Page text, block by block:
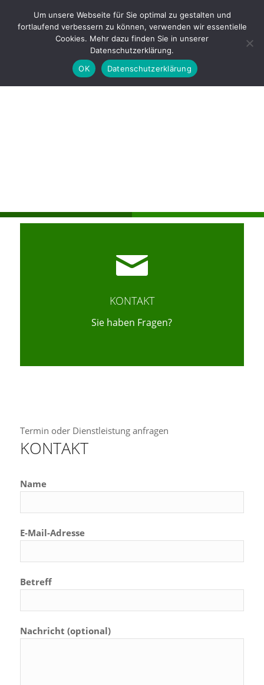
KONTAKT
Sie haben Fragen?
Termin oder Dienstleistung anfragen
KONTAKT
Name
E-Mail-Adresse
Betreff
Nachricht (optional)
Um unsere Webseite für Sie optimal zu gestalten und
fortlaufend verbessern zu können, verwenden wir essentielle
Cookies. Mehr dazu finden Sie in unserer
Datenschutzerklärung.
OK
Datenschutzerklärung